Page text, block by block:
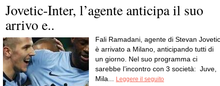
Jovetic-Inter, l’agente anticipa il suo
arrivo e..
Fali Ramadani, agente di Stevan
è arrivato a Milano, anticipando tutti di
un giorno. Nel suo programma ci
sarebbe l’incontro con 3 società: Juve,
Mila...
Leggere il seguito